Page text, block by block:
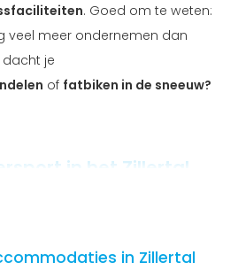
. Goed om te weten:
veel meer ondernemen dan
dacht je
of fatbiken in de sneeuw?
in het Zillertal
Dit betekent dat je hier heerlijk
in Zillertal